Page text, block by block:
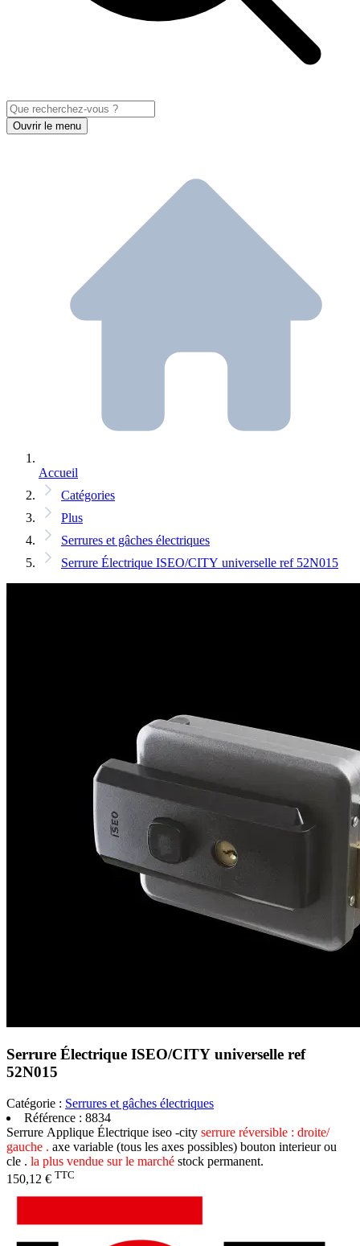
Ouvrir le menu
Accueil
Catégories
Plus
Serrures et gâches électriques
Serrure Électrique ISEO/CITY universelle ref 52N015
Serrure Électrique ISEO/CITY universelle ref
52N015
Catégorie : Serrures et gâches électriques
Référence : 8834
Serrure Applique Électrique iseo -city serrure réversible : droite/
gauche .
cle . la plus vendue sur le marché
150,12 € TTC